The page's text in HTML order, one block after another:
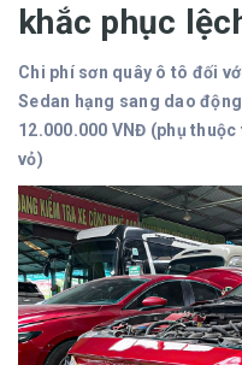
khắc phục
Chi phí sơn quây ô tô đối
Sedan hạng sang dao
12.000.000 VNĐ (phụ
vỏ)